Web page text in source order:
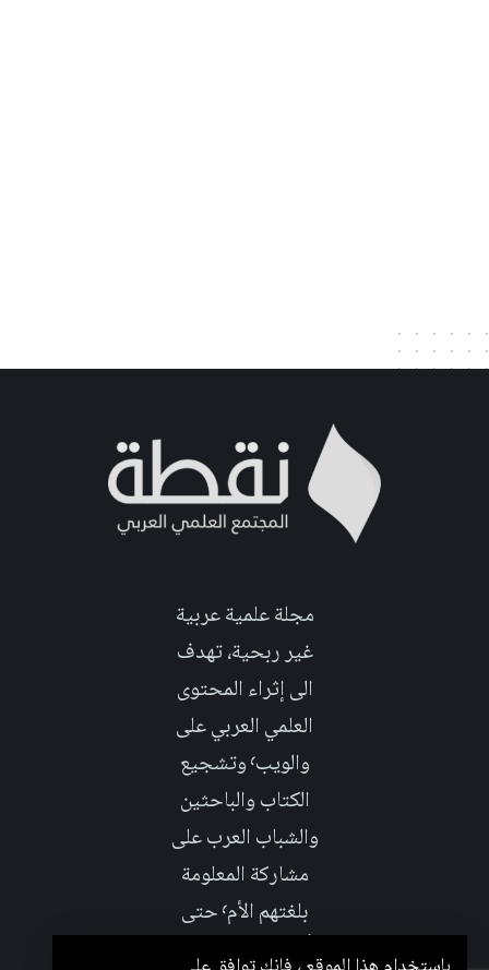
مجلة علمية عربية
غير ربحية، تهدف
الى إثراء المحتوى
العلمي العربي على
والويب٬ وتشجيع
الكتاب والباحثين
والشباب العرب على
مشاركة المعلومة
بلغتهم الأم٬ حتى
تأخد هذه اللغة دوراً